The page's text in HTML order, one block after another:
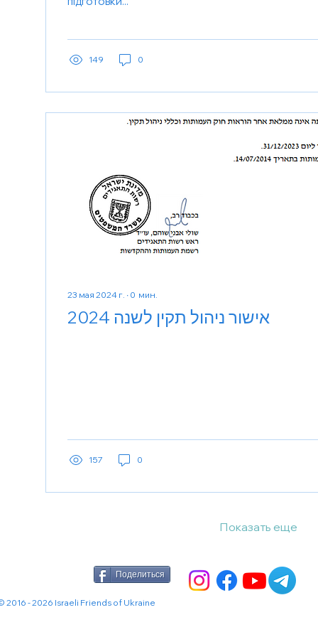
149 0
23 мая 2024 г. ∙ 0 мин.
אישור ניהול תקין לשנה 2024
157 0
Показать еще
Поделиться
2016 - 2026 Israeli Friends of Ukraine